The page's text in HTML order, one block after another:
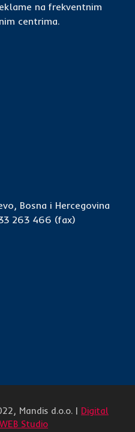
na frekventnim
centrima.
Bosna i Hercegovina
263 466 (fax)
Mandis d.o.o. | Digital
Studio